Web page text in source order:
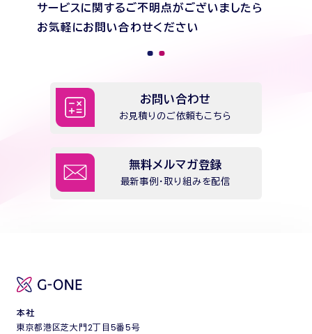
サービスに関するご不明点がございましたら
お気軽にお問い合わせください
お問い合わせ
お見積りのご依頼もこちら
無料メルマガ登録
最新事例・取り組みを配信
本社
東京都港区芝大門2丁目5番5号